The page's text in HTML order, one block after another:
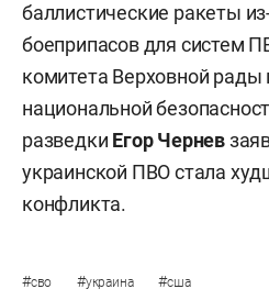
баллистические ракеты
боеприпасов для систем
комитета Верховной рады
национальной
разведки Егор Чернев
украинской ПВО стала
конфликта.
#сво #украина #сша